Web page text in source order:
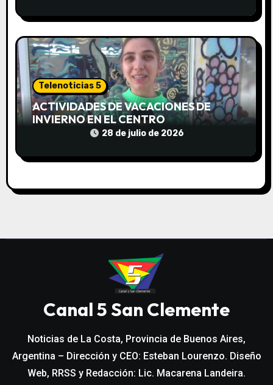
Telenoticias 5
ACTIVIDADES DE VACACIONES DE
INVIERNO EN EL CENTRO
COMUNITARIO EL TALA
28 de julio de 2026
Canal 5 San Clemente
Noticias de La Costa, Provincia de Buenos Aires,
Argentina – Dirección y CEO: Esteban Lourenzo. Diseño
Web, RRSS y Redacción: Lic. Macarena Landeira.